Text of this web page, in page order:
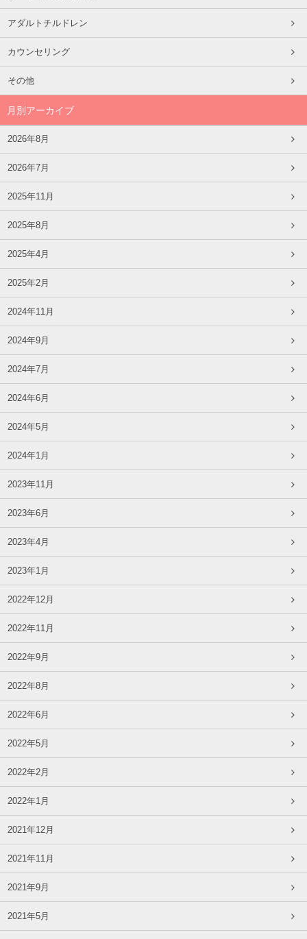
アダルトチルドレン
カウンセリング
その他
月別アーカイブ
2026年8月
2026年7月
2025年11月
2025年8月
2025年4月
2025年2月
2024年11月
2024年9月
2024年7月
2024年6月
2024年5月
2024年1月
2023年11月
2023年6月
2023年4月
2023年1月
2022年12月
2022年11月
2022年9月
2022年8月
2022年6月
2022年5月
2022年2月
2022年1月
2021年12月
2021年11月
2021年9月
2021年5月